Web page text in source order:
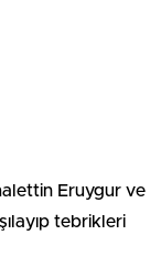
Eruygur ve
tebrikleri